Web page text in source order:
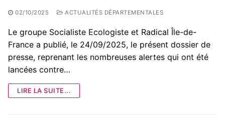
02/10/2025 ACTUALITÉS DÉPARTEMENTALES
Le groupe Socialiste Ecologiste et Radical Île-de-
France a publié, le 24/09/2025, le présent dossier de
presse, reprenant les nombreuses alertes qui ont été
lancées contre…
LIRE LA SUITE...